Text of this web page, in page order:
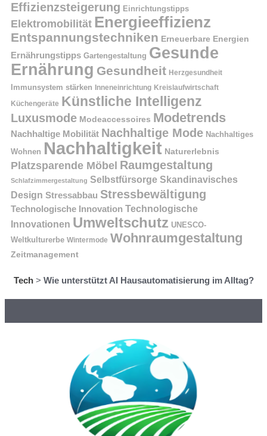
Effizienzsteigerung Einrichtungstipps
Elektromobilität Energieeffizienz
Entspannungstechniken Erneuerbare Energien
Ernährungstipps Gartengestaltung Gesunde
Ernährung Gesundheit Herzgesundheit
Immunsystem stärken Inneneinrichtung Kreislaufwirtschaft
Küchengeräte Künstliche Intelligenz
Luxusmode Modeaccessoires Modetrends
Nachhaltige Mobilität Nachhaltige Mode Nachhaltiges
Wohnen Nachhaltigkeit Naturerlebnis
Platzsparende Möbel Raumgestaltung
Schlafzimmergestaltung Selbstfürsorge Skandinavisches
Design Stressabbau Stressbewältigung
Technologische Innovation Technologische
Innovationen Umweltschutz UNESCO-
Weltkulturerbe Wintermode Wohnraumgestaltung
Zeitmanagement
Tech> Wie unterstützt AI Hausautomatisierung im Alltag?